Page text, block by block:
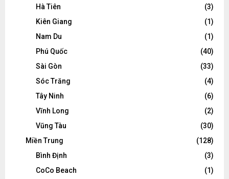
Hà Tiên
(3)
Kiên Giang
(1)
Nam Du
(1)
Phú Quốc
(40)
Sài Gòn
(33)
Sóc Trăng
(4)
Tây Ninh
(6)
Vĩnh Long
(2)
Vũng Tàu
(30)
Miền Trung
(128)
Bình Định
(3)
CoCo Beach
(1)